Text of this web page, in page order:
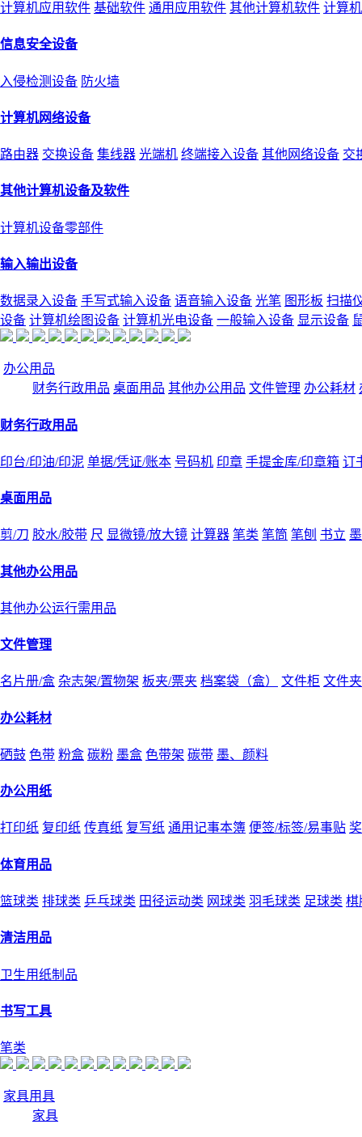
计算机应用软件 基础软件 通用应用软件 其他计算机软件 计算
信息安全设备
入侵检测设备 防火墙
计算机网络设备
路由器 交换设备 集线器 光端机 终端接入设备 其他网络设备 交
其他计算机设备及软件
计算机设备零部件
输入输出设备
数据录入设备 手写式输入设备 语音输入设备 光笔 图形板 扫描
设备 计算机绘图设备 计算机光电设备 一般输入设备 显示设备
办公用品
财务行政用品 桌面用品 其他办公用品 文件管理 办公耗材
财务行政用品
印台/印油/印泥 单据/凭证/账本 号码机 印章 手提金库/印章箱 订
桌面用品
剪/刀 胶水/胶带 尺 显微镜/放大镜 计算器 笔类 笔筒 笔刨 书立
其他办公用品
其他办公运行需用品
文件管理
名片册/盒 杂志架/置物架 板夹/票夹 档案袋（盒） 文件柜 文件
办公耗材
硒鼓 色带 粉盒 碳粉 墨盒 色带架 碳带 墨、颜料
办公用纸
打印纸 复印纸 传真纸 复写纸 通用记事本簿 便签/标签/易事贴
体育用品
篮球类 排球类 乒乓球类 田径运动类 网球类 羽毛球类 足球类 棋
清洁用品
卫生用纸制品
书写工具
笔类
家具用具
家具